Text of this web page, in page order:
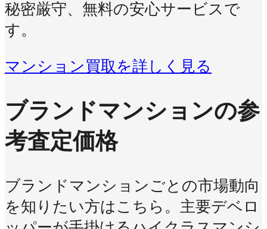
秘密厳守、無料の安心サービスで
す。
マンション買取を詳しく見る
ブランドマンションの参
考査定価格
ブランドマンションごとの市場動向
を知りたい方はこちら。主要デベロ